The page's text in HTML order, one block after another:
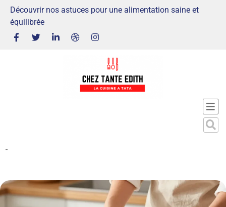
Découvrir nos astuces pour une alimentation saine et
équilibrée
-